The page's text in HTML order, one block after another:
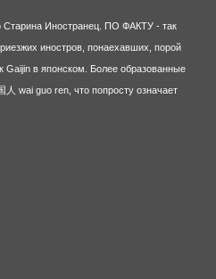
Старина Иностранец. ПО ФАКТУ - так
иностров, понаехавших, порой
Gaijin в японском. Более образованные
wai guo ren, что попросту означает